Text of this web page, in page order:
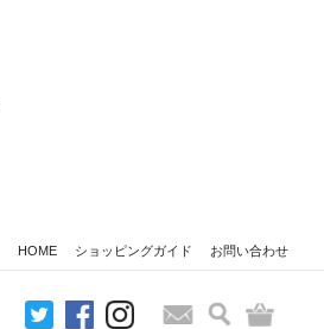
HOME ショッピングガイド お問い合わせ
お問い合わせ
検索